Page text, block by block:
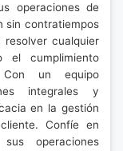
operaciones de
sin contratiempos
cualquier
el cumplimiento
Con un equipo
integrales y
en la gestión
Confíe en
operaciones